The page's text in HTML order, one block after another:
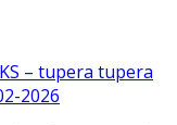
– tupera tupera
2026